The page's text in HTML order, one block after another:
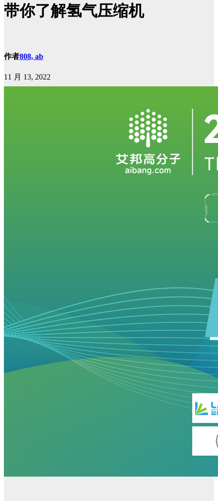
带你了解氢气压缩机
作者808, ab
11 月 13, 2022